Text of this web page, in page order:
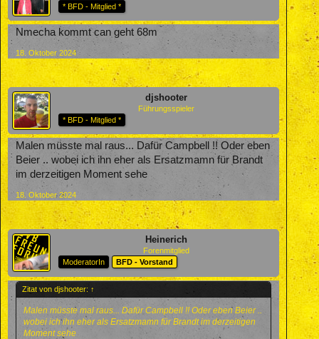
* BFD - Mitglied *
Nmecha kommt can geht 68m
18. Oktober 2024
djshooter
Führungsspieler
* BFD - Mitglied *
Malen müsste mal raus... Dafür Campbell !! Oder eben
Beier .. wobei ich ihn eher als Ersatzmamn für Brandt
im derzeitigen Moment sehe
18. Oktober 2024
Heinerich
Forenmitglied
ModeratorIn
BFD - Vorstand
Zitat von djshooter: ↑
Malen müsste mal raus... Dafür Campbell !! Oder eben Beier ..
wobei ich ihn eher als Ersatzmamn für Brandt im derzeitigen
Moment sehe